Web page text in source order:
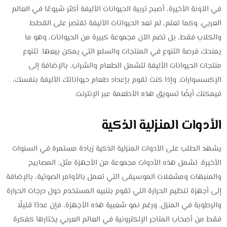
في الآونة الأخيرة، أصبح تربية الحيوانات الأليفة أكثر شيوعًا في العالم
العربي. وكما تعلم، لم تعد الحيوانات الأليفة تقتصر على القطط
والكلاب فقط، بل تضم الآن مجموعة كبيرة من الحيوانات، وهو ما
يمنحك فرصة التنوع في المنتجات والسلع التي يمكن بيعها. تتنوع
منتجات الحيوانات الأليفة لتشمل الطعام والشراب، بالإضافة إلى
الإكسسوارات. وإذا كنت تقوم بإعداد طعام حيواناتك الأليفة بنفسك،
فيمكنك أيضًا تسويق هذه الأطعمة عبر الإنترنت.
الأدوات المنزلية الذكية
يشهد الطلب على الأدوات المنزلية الذكية زيادة مستمرة في السنوات
الأخيرة. تشمل هذه الأدوات مجموعة من الأجهزة مثل: المصابيح
والمنبهات ومشغلات الموسيقى التي تعمل بالأوامر الصوتية، بالإضافة
إلى أجهزة تنظيم الحرارة التي تقوم بتنبيه المستخدم حول درجات الحرارة
والرطوبة في المنزل. ورغم نمو شعبية هذه الأجهزة، فإن عددًا قليلًا
فقط من أصحاب المتاجر الإلكترونية في العالم العربي يختارها كفكرة